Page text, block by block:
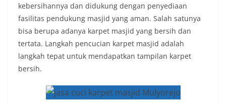
kebersihannya dan didukung dengan penyediaan
fasilitas pendukung masjid yang aman. Salah satunya
bisa berupa adanya karpet masjid yang bersih dan
tertata. Langkah pencucian karpet masjid adalah
langkah tepat untuk mendapatkan tampilan karpet
bersih.